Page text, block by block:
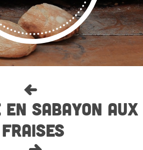
EN SABAYON AUX
FRAISES